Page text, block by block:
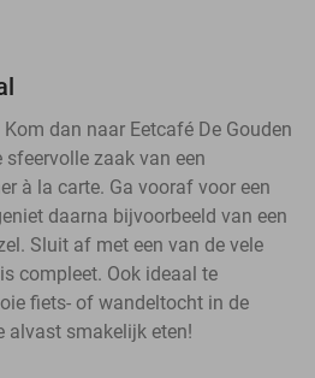
dan naar Eetcafé De Gouden
zaak van een
à la carte. Ga vooraf voor een
daarna bijvoorbeeld van een
Sluit af met een van de vele
compleet. Ook ideaal te
fiets- of wandeltocht in de
alvast smakelijk eten!